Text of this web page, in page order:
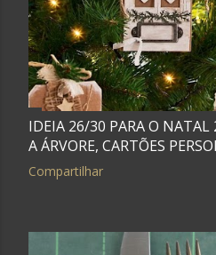
IDEIA 26/30 PARA O NATAL
A ÁRVORE, CARTÕES
Compartilhar